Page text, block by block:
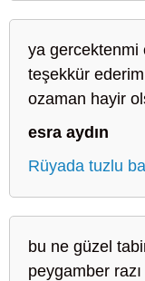
ya gercektenmi
teşekkür
ozaman hayir
esra aydın
Rüyada tuzlu
bu ne güzel
peygamber